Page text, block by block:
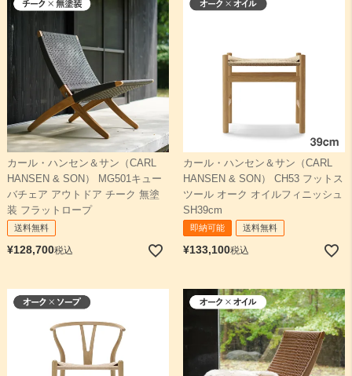
カール・ハンセン＆サン（CARL
HANSEN & SON） MG501キュー
バチェア アウトドア チーク 無塗
装 フラットロープ
送料無料
¥128,700税込
カール・ハンセン＆サン（CARL
HANSEN & SON） CH53 フットス
ツール オーク オイルフィニッシュ
SH39cm
即納可能 送料無料
¥133,100税込